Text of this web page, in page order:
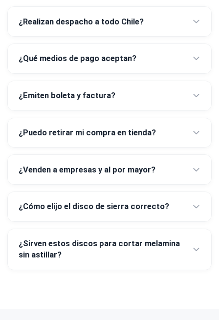
¿Realizan despacho a todo Chile?
¿Qué medios de pago aceptan?
¿Emiten boleta y factura?
¿Puedo retirar mi compra en tienda?
¿Venden a empresas y al por mayor?
¿Cómo elijo el disco de sierra correcto?
¿Sirven estos discos para cortar melamina
sin astillar?